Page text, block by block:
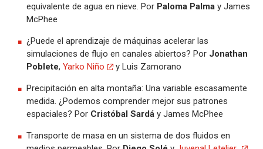
equivalente de agua en nieve. Por Paloma Palma y James
McPhee
¿Puede el aprendizaje de máquinas acelerar las
simulaciones de flujo en canales abiertos? Por Jonathan
Poblete, Yarko Niño y Luis Zamorano
Precipitación en alta montaña: Una variable escasamente
medida. ¿Podemos comprender mejor sus patrones
espaciales? Por Cristóbal Sardá y James McPhee
Transporte de masa en un sistema de dos fluidos en